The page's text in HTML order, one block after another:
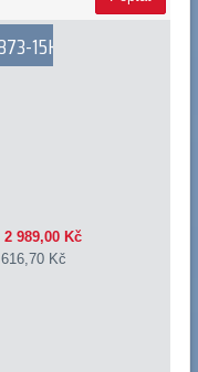
15K
2 989,00 Kč
Kč